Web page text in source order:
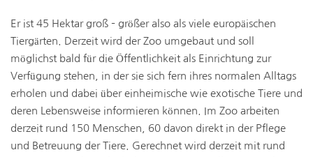
Er ist 45 Hektar groß – größer also als viele europäischen
Tiergärten. Derzeit wird der Zoo umgebaut und soll
möglichst bald für die Öffentlichkeit als Einrichtung zur
Verfügung stehen, in der sie sich fern ihres normalen Alltags
erholen und dabei über einheimische wie exotische Tiere und
deren Lebensweise informieren können. Im Zoo arbeiten
derzeit rund 150 Menschen, 60 davon direkt in der Pflege
und Betreuung der Tiere. Gerechnet wird derzeit mit rund